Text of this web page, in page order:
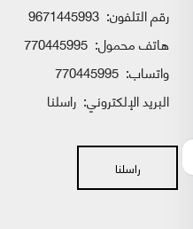
رقم التلفون: 9671445993
هاتف محمول: 770445995
واتساب:
البريد الإلكتروني: راسلنا
راسلنا